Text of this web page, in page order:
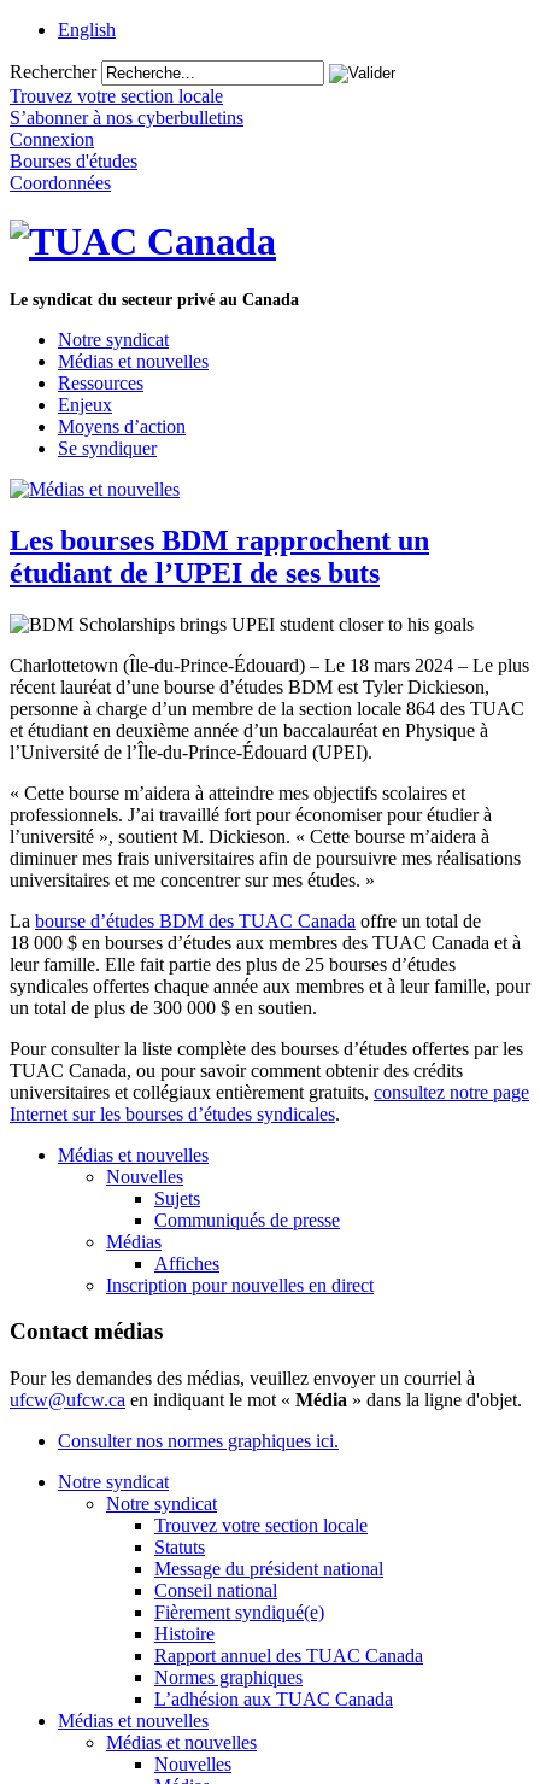
English
Rechercher
Trouvez votre section locale
S’abonner à nos cyberbulletins
Connexion
Bourses d'études
Coordonnées
Le syndicat du secteur privé au Canada
Notre syndicat
Médias et nouvelles
Ressources
Enjeux
Moyens d’action
Se syndiquer
Les bourses BDM rapprochent un
étudiant de l’UPEI de ses buts
Charlottetown (Île-du-Prince-Édouard) – Le 18 mars 2024 – Le plus
récent lauréat d’une bourse d’études BDM est Tyler Dickieson,
personne à charge d’un membre de la section locale 864 des TUAC
et étudiant en deuxième année d’un baccalauréat en Physique à
l’Université de l’Île-du-Prince-Édouard (UPEI).
« Cette bourse m’aidera à atteindre mes objectifs scolaires et
professionnels. J’ai travaillé fort pour économiser pour étudier à
l’université », soutient M. Dickieson. « Cette bourse m’aidera à
diminuer mes frais universitaires afin de poursuivre mes réalisations
universitaires et me concentrer sur mes études. »
La bourse d’études BDM des TUAC Canada offre un total de
18 000 $ en bourses d’études aux membres des TUAC Canada et à
leur famille. Elle fait partie des plus de 25 bourses d’études
syndicales offertes chaque année aux membres et à leur famille, pour
un total de plus de 300 000 $ en soutien.
Pour consulter la liste complète des bourses d’études offertes par les
TUAC Canada, ou pour savoir comment obtenir des crédits
universitaires et collégiaux entièrement gratuits, consultez notre page
Internet sur les bourses d’études syndicales.
Médias et nouvelles
Nouvelles
Sujets
Communiqués de presse
Médias
Affiches
Inscription pour nouvelles en direct
Contact médias
Pour les demandes des médias, veuillez envoyer un courriel à
ufcw@ufcw.ca en indiquant le mot « Média » dans la ligne d'objet.
Consulter nos normes graphiques ici.
Notre syndicat
Notre syndicat
Trouvez votre section locale
Statuts
Message du président national
Conseil national
Fièrement syndiqué(e)
Histoire
Rapport annuel des TUAC Canada
Normes graphiques
L’adhésion aux TUAC Canada
Médias et nouvelles
Médias et nouvelles
Nouvelles